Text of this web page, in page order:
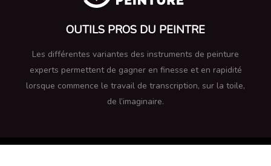
OUTILS PROS DU PEINTRE
Les différentes variantes des instruments de peinture
experts permettent de gagner en finesse et en rapidité
lorsque commence le travail de transcription, sur la toile,
de l’imaginaire.